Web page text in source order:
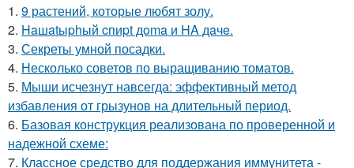
1. 9 растений, которые любят золу.
2. Haшatыphый cпиpt дoma и HA дaчe.
3. Секреты умной посадки.
4. Несколько советов по выращиванию томатов.
5. Мыши исчезнут навсегда: эффективный метод
избавления от грызунов на длительный период.
6. Базовая конструкция реализована по проверенной и
надежной схеме:
7. Классное средство для поддержания иммунитета -